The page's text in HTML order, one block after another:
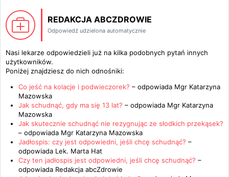
REDAKCJA ABCZDROWIE
Odpowiedź udzielona automatycznie
Nasi lekarze odpowiedzieli już na kilka podobnych pytań innych
użytkowników.
Poniżej znajdziesz do nich odnośniki:
Co jeść na kolacje i podwieczorek? – odpowiada Mgr Katarzyna
Mazowska
Jak schudnąć, gdy ma się 13 lat? – odpowiada Mgr Katarzyna
Mazowska
Jak skutecznie schudnąć nie rezygnując ze słodkich przekąsek?
– odpowiada Mgr Katarzyna Mazowska
Jadłospis: czy jest odpowiedni, jeśli chcę schudnąć? –
odpowiada Lek. Marta Hat
Czy ten jadłospis jest odpowiedni, jeśli chcę schudnąć? –
odpowiada Redakcja abcZdrowie